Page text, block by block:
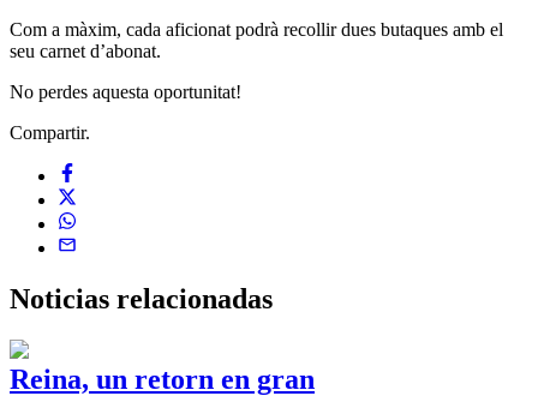
Com a màxim, cada aficionat podrà recollir dues butaques amb el
seu carnet d’abonat.
No perdes aquesta oportunitat!
Compartir.
Noticias relacionadas
Reina, un retorn en gran